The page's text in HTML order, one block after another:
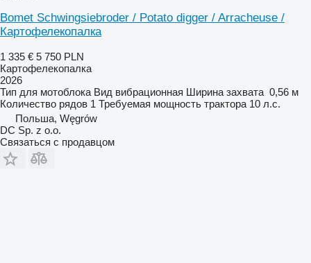
Bomet Schwingsiebroder / Potato digger / Arracheuse /
Картофелекопалка
1 335 € 5 750 PLN
Картофелекопалка
2026
Тип для мотоблока Вид вибрационная Ширина захвата 0,56 м
Количество рядов 1 Требуемая мощность трактора 10 л.с.
Польша, Węgrów
DC Sp. z o.o.
Связаться с продавцом